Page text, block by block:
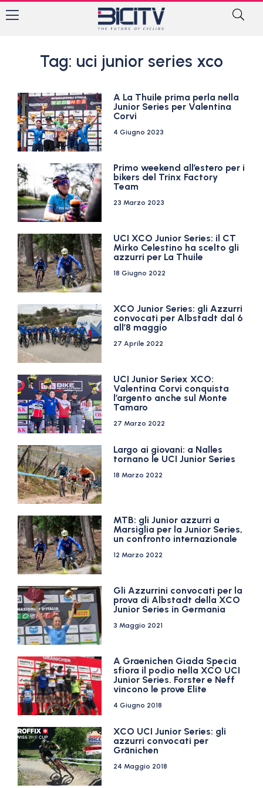
Tag: uci junior series xco
A La Thuile prima perla nella
Junior Series per Valentina
Corvi
4 Giugno 2023
Primo weekend all’estero per i
bikers del Trinx Factory
Team
23 Marzo 2023
UCI XCO Junior Series: il CT
Mirko Celestino ha scelto gli
azzurri per La Thuile
18 Giugno 2022
XCO Junior Series: gli Azzurri
convocati per Albstadt dal 6
all’8 maggio
27 Aprile 2022
UCI Junior Seriex XCO:
Valentina Corvi conquista
l’argento anche sul Monte
Tamaro
27 Marzo 2022
Largo ai giovani: a Nalles
tornano le UCI Junior Series
18 Marzo 2022
MTB: gli Junior azzurri a
Marsiglia per la Junior Series,
un confronto internazionale
12 Marzo 2022
Gli Azzurrini convocati per la
prova di Albstadt della XCO
Junior Series in Germania
3 Maggio 2021
A Graenichen Giada Specia
sfiora il podio nella XCO UCI
Junior Series. Forster e Neff
vincono le prove Elite
4 Giugno 2018
XCO UCI Junior Series: gli
azzurri convocati per
Gränichen
24 Maggio 2018